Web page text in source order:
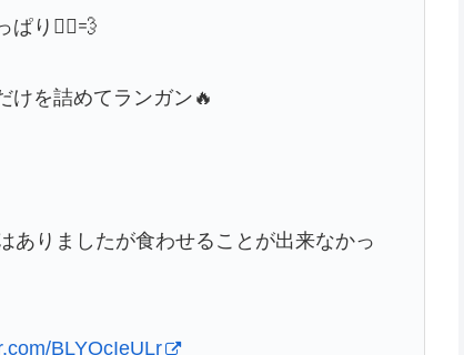
ぱり🏃‍♂️💨
けを詰めてランガン🔥
ありましたが食わせることが出来なかっ
BLYOcIeULr